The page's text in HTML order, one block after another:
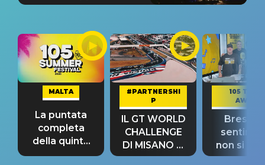
MALTA
La puntata
completa
della quinta
tappa
#PARTNERSHI
P
IL GT WORLD
CHALLENGE
DI MISANO si
riconferma
105 TAKE
AWAY
Bresh:
non si
fino alla